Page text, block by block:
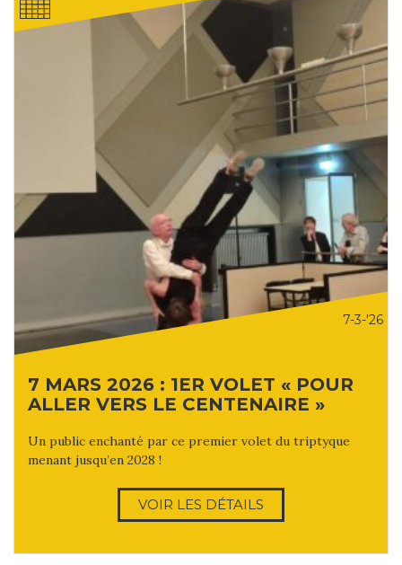
7-3-'26
7 MARS 2026 : 1ER VOLET « POUR
ALLER VERS LE CENTENAIRE »
Un public enchanté par ce premier volet du triptyque
menant jusqu’en 2028 !
VOIR LES DÉTAILS